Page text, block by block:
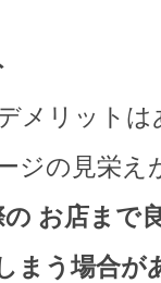
メリット
ジの見栄え
の お店まで
まう場合が